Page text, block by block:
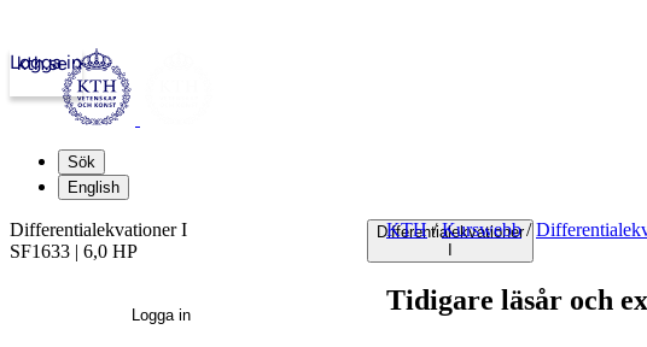
kth.se
Logga in
Sök
English
Differentialekvationer
KTH / Kurswebb /
Tidigare läsår och
Differentialekvationer I
SF1633 | 6,0 HP
Logga in